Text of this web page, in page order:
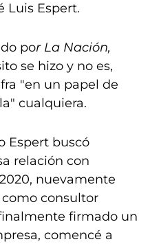
Luis Espert.
por La Nación,
se hizo y no es,
"en un papel de
cualquiera.
Espert buscó
relación con
nuevamente
consultor
firmado un
comencé a